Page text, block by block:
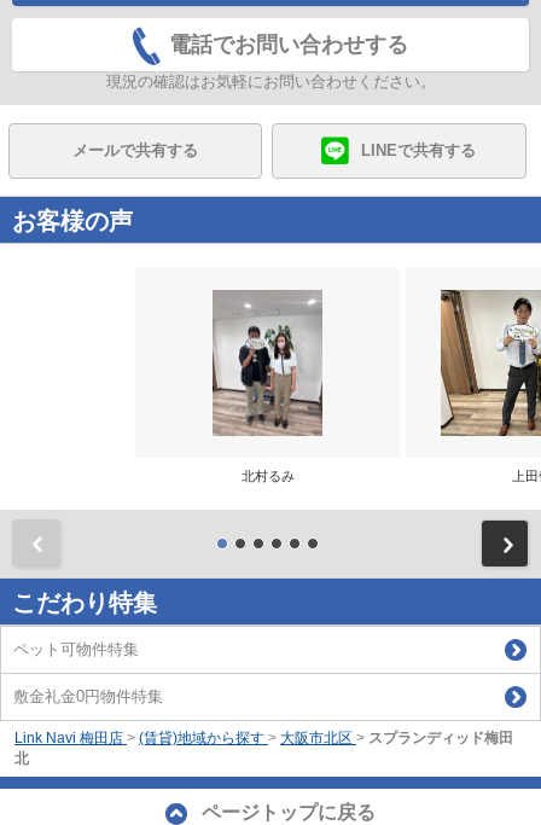
電話でお問い合わせする
現況の確認はお気軽にお問い合わせください。
メールで共有する LINEで共有する
お客様の声
北村るみ 上
こだわり特集
ペット可物件特集
敷金礼金0円物件特集
Link Navi 梅田店 > (賃貸)地域から探す > 大阪市北区 > スプランディッド梅田
北
ページトップに戻る